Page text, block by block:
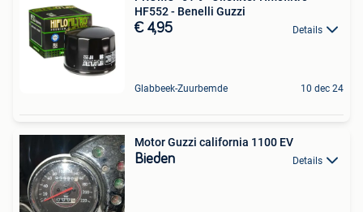
HF552 - Benelli Guzzi
€ 4,95 Details
Glabbeek-Zuurbemde 10 dec 24
Motor Guzzi california 1100 EV
Bieden Details